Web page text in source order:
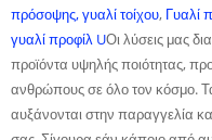
πρόσοψης, γυαλί τοίχου, Γυαλί
γυαλί προφίλ UΟι λύσεις μας
προϊόντα υψηλής ποιότητας,
ανθρώπους σε όλο τον κόσμο.
αυξάνονται στην παραγγελία